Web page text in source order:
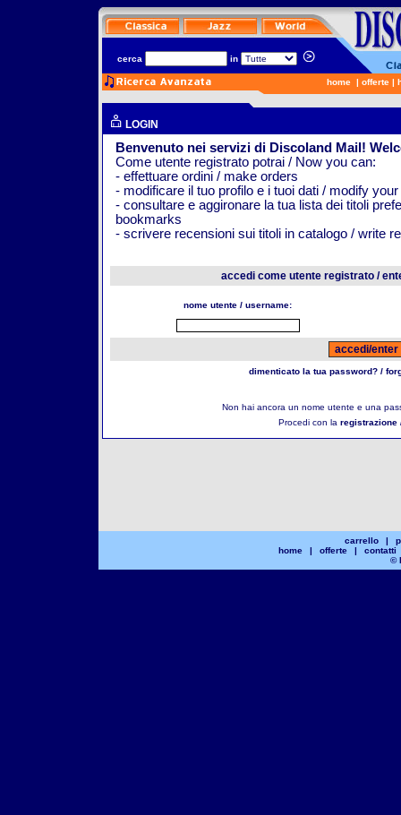
cerca in
home | offerte |
LOGIN
Benvenuto nei servizi di Discoland Mail!
Come utente registrato potrai / Now you can:
- effettuare ordini / make orders
- modificare il tuo profilo e i tuoi dati / modify your
- consultare e aggironare la tua lista dei titoli
bookmarks
- scrivere recensioni sui titoli in catalogo / write
accedi come utente registrato /
nome utente / username:
dimenticato la tua password? /
Non hai ancora un nome utente e una
Procedi con la registrazione
carrello |
home
| offerte |
contatti
©